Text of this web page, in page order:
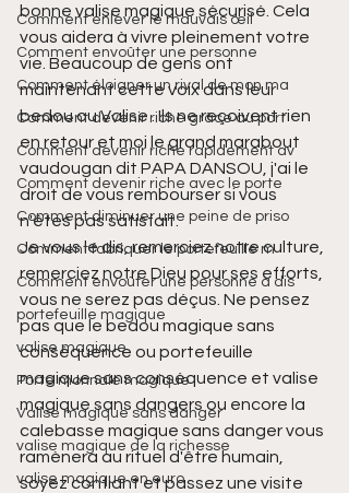
Comment enlever le mauvais œil
Comment envoûter une personne
Comment éloigner un rival de mon ma
Comment devenir riche grâce au port
Comment devenir riche rapidement av
Comment devenir riche avec le porte
Comment diminuer une peine de priso
Comment fabriquer le portefeuille m
Comment envoûter une personne à dis
portefeuille magique
valise magique
Porte monnaie magique
Valise magique sans danger
valise magique de la richesse
valise magique en euro
bonne valise magique sécurisé. Cela
vous aidera à vivre pleinement votre
vie. Beaucoup de gens ont
maintenant cette voix dans leur
bedou ou Valise . Ils ne reçoivent rien
en retour et moi le grand marabout
vaudougan dit PAPA DANSOU, j'ai le
droit de vous rembourser si vous
n'êtes pas satisfait.
Je vous le dis, remerciez notre culture,
remerciez notre Dieu pour ses efforts,
vous ne serez pas déçus. Ne pensez
pas que le bedou magique sans
conséquence ou portefeuille
magique sans conséquence et valise
magique sans dangers ou encore la
calebasse magique sans danger vous
ramènera au rituel d'être humain,
soyez confiant et passez une visite